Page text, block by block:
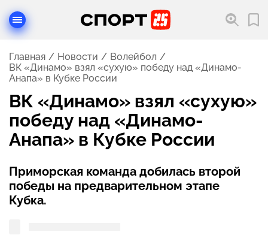
Главная Новости
Волейбол
ВК «Динамо» взял «сухую» победу над «Динамо-
Анапа» в Кубке России
ВК «Динамо» взял «сухую»
победу над «Динамо-
Анапа» в Кубке России
Приморская команда добилась второй
победы на предварительном этапе
Кубка.